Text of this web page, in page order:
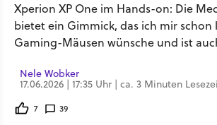
Xperion XP One im Hands-on: Die
bietet ein Gimmick, das ich mir schon
Gaming-Mäusen wünsche und ist
Nele Wobker
17.06.2026 | 17:35 Uhr | ca. 3 Minuten
7 39